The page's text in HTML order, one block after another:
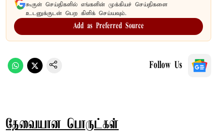
கூகுள் செய்திகளில் எங்களின் முக்கியச் செய்திகளை
உடனுக்குடன் பெற கிளிக் செய்யவும்.
Add as Preferred Source
Follow Us
தேவையான பொருட்கள்